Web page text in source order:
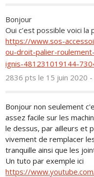
Bonjour
Oui c’est possible voici la
https://www.sos-
ou-droit-palier-
ignis-481231019144-
2836 ptsle 15 juin 2020
Bonjour non seulement
assez facile sur les
le dessus, par ailleurs et
vivement de remplacer
tranquille ainsi que les
Un tuto par exemple ici
https://